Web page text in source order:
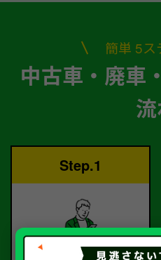
簡単 5ス
中古車・廃車
Step.1